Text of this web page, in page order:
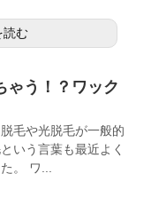
読む
ゃう！？ワック
毛や光脱毛が一般的
いう言葉も最近よく
。 ワ...